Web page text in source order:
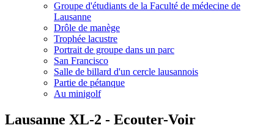
Groupe d'étudiants de la Faculté de médecine de
Lausanne
Drôle de manège
Trophée lacustre
Portrait de groupe dans un parc
San Francisco
Salle de billard d'un cercle lausannois
Partie de pétanque
Au minigolf
Lausanne XL-2 - Ecouter-Voir